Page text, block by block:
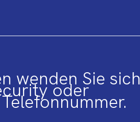
wenden Sie sich
oder